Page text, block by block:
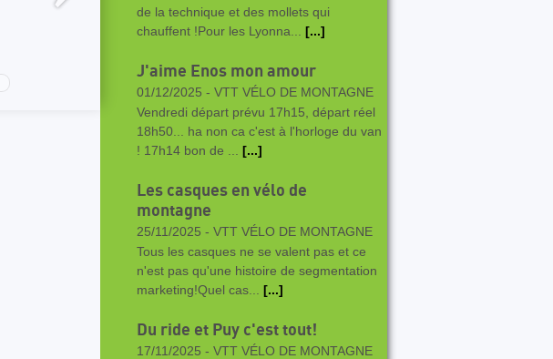
de la technique et des mollets qui
chauffent !Pour les Lyonna... [...]
J'aime Enos mon amour
01/12/2025 - VTT VÉLO DE MONTAGNE
Vendredi départ prévu 17h15, départ réel
18h50... ha non ca c'est à l'horloge du van
! 17h14 bon de ... [...]
Les casques en vélo de
montagne
25/11/2025 - VTT VÉLO DE MONTAGNE
Tous les casques ne se valent pas et ce
n'est pas qu'une histoire de segmentation
marketing!Quel cas... [...]
Du ride et Puy c'est tout!
17/11/2025 - VTT VÉLO DE MONTAGNE